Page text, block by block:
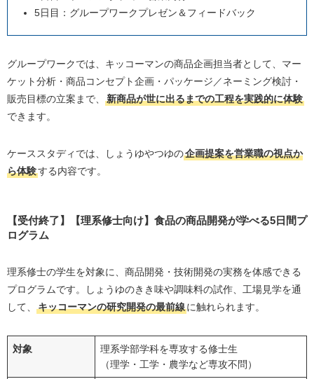
5日目：グループワークプレゼン＆フィードバック
グループワークでは、キッコーマンの商品企画担当者として、マー
ケット分析・商品コンセプト企画・パッケージ／ネーミング検討・
販売目標の立案まで、
新商品が世に出るまでの工程を実践的に体験
できます。
ケーススタディでは、しょうゆやつゆの企画提案を営業職の視点か
ら体験する内容です。
【受付終了】【理系修士向け】食品の商品開発が学べる5日間プ
ログラム
理系修士の学生を対象に、商品開発・技術開発の実務を体感できる
プログラムです。しょうゆのきき味や調味料の試作、工場見学を通
して、
キッコーマンの研究開発の最前線に触れられます。
対象
理系学部学科を専攻する修士生
（理学・工学・農学など専攻不問）